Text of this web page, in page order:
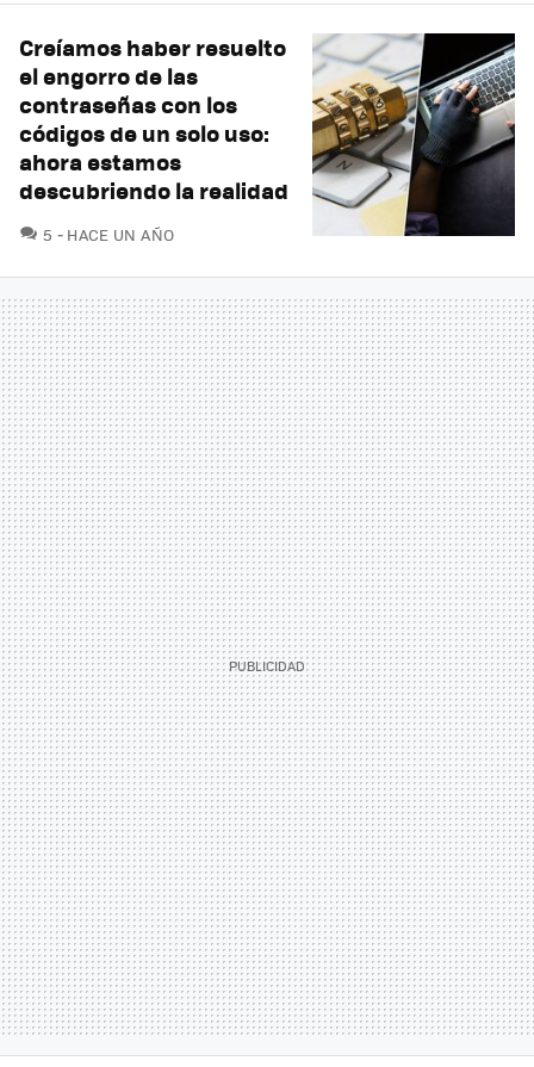
Creíamos haber resuelto
el engorro de las
contraseñas con los
códigos de un solo uso:
ahora estamos
descubriendo la realidad
5 COMENTARIOS
HACE UN AÑO